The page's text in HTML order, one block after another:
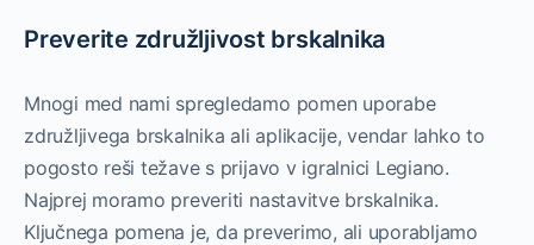
Preverite združljivost brskalnika
Mnogi med nami spregledamo pomen uporabe
združljivega brskalnika ali aplikacije, vendar lahko to
pogosto reši težave s prijavo v igralnici Legiano.
Najprej moramo preveriti nastavitve brskalnika.
Ključnega pomena je, da preverimo, ali uporabljamo